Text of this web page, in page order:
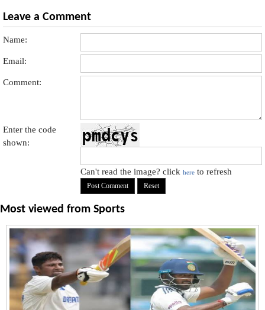
Leave a Comment
Name:
Email:
Comment:
Enter the code
shown:
Can't read the image? clickhere to refresh
Most viewed from Sports